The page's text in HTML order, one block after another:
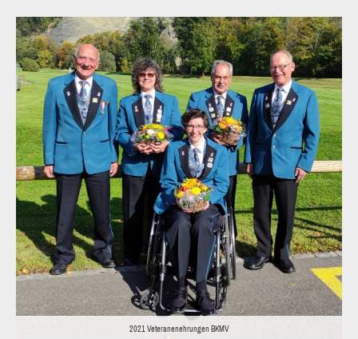
2021 Veteranenehrungen BKMV